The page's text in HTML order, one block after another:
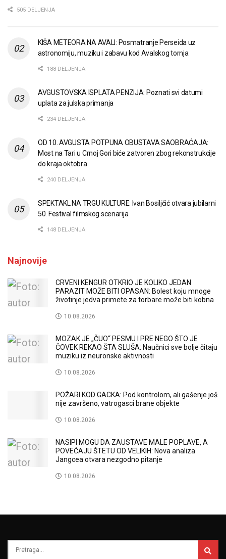
505 DELJENJA
KIŠA METEORA NA AVALI: Posmatranje Perseida uz
astronomiju, muziku i zabavu kod Avalskog tornja
188 DELJENJA
AVGUSTOVSKA ISPLATA PENZIJA: Poznati svi datumi
uplata za julska primanja
234 DELJENJA
OD 10. AVGUSTA POTPUNA OBUSTAVA SAOBRAĆAJA:
Most na Tari u Crnoj Gori biće zatvoren zbog rekonstrukcije
do kraja oktobra
240 DELJENJA
SPEKTAKL NA TRGU KULTURE: Ivan Bosiljčić otvara jubilarni
50. Festival filmskog scenarija
148 DELJENJA
Najnovije
CRVENI KENGUR OTKRIO JE KOLIKO JEDAN
PARAZIT MOŽE BITI OPASAN: Bolest koju mnoge
životinje jedva primete za torbare može biti kobna
10.08.2026
MOZAK JE „ČUO“ PESMU I PRE NEGO ŠTO JE
ČOVEK REKAO ŠTA SLUŠA: Naučnici sve bolje čitaju
muziku iz neuronske aktivnosti
10.08.2026
POŽARI KOD GACKA: Pod kontrolom, ali gašenje još
nije završeno, vatrogasci brane objekte
10.08.2026
NASIPI MOGU DA ZAUSTAVE MALE POPLAVE, A
POVEĆAJU ŠTETU OD VELIKIH: Nova analiza
Jangcea otvara nezgodno pitanje
10.08.2026